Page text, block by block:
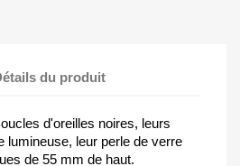
du produit
d'oreilles noires, leurs
lumineuse, leur perle de verre
de 55 mm de haut.